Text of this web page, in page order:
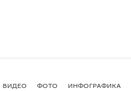
ВИДЕО ФОТО ИНФОГРАФИКА